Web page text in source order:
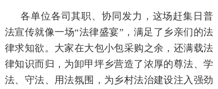
各单位各司其职、协同发力，这场赶集日普
法宣传就像一场“法律盛宴”，满足了乡亲们的法
律求知欲。大家在大包小包采购之余，还满载法
律知识而归，为卸甲坪乡营造了浓厚的尊法、学
法、守法、用法氛围，为乡村法治建设注入强劲